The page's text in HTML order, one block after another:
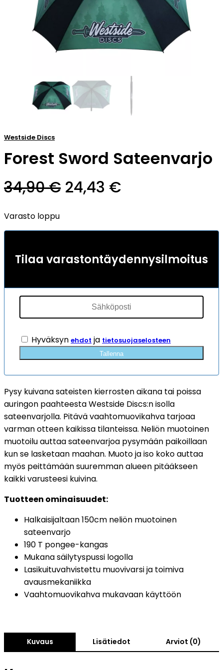
Westside Discs
Forest Sword Sateenvarjo
34,90€ Alkuperäinen
oli:
34,90 €.
24,43 €Nykyinen
on:
24,43 €.
Varasto loppu
Tilaa varastontäydennysilmoitus
Hyväksyn ehdot ja tietosuojaselosteen
Tallenna
Pysy kuivana sateisten kierrosten aikana tai poissa
auringon paahteesta Westside Discs:n isolla
sateenvarjolla. Pitävä vaahtomuovikahva tarjoaa
varman otteen kaikissa tilanteissa. Neliön muotoinen
muotoilu auttaa sateenvarjoa pysymään paikoillaan
kun se lasketaan maahan. Muoto ja iso koko auttaa
myös peittämään suuremman alueen pitääkseen
kaikki varusteesi kuivina.
Tuotteen ominaisuudet:
Halkaisijaltaan 150cm neliön muotoinen
sateenvarjo
190 T pongee-kangas
Mukana säilytyspussi logolla
Lasikuituvahvistettu muovivarsi ja toimiva
avausmekaniikka
Vaahtomuovikahva mukavaan käyttöön
Kuvaus Lisätiedot Arviot (0)